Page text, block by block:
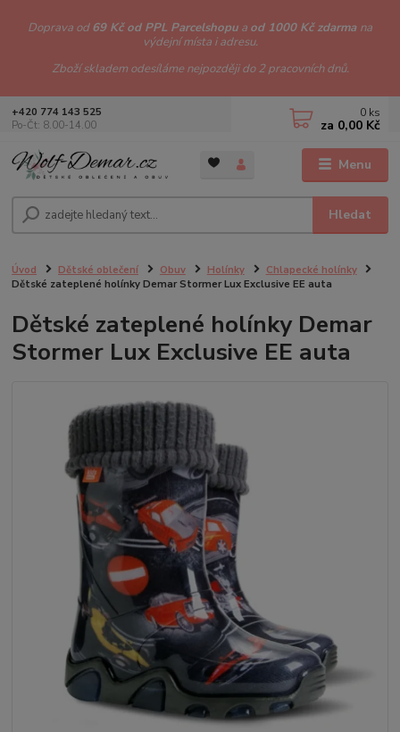
Doprava od69 Kč od PPL Parcelshopu a od 1000 Kč zdarma na
výdejní místa i adresu.
Zboží skladem odesíláme nejpozději do 2 pracovních dnů.
Menu
Hledat
+420 774 143 525
Po-Čt: 8.00-14.00
0 ks
za 0,00 Kč
Úvod Dětské oblečení Obuv Holínky
Chlapecké holínky
Dětské zateplené holínky Demar Stormer Lux Exclusive EE auta
Dětské zateplené holínky Demar
Stormer Lux Exclusive EE auta